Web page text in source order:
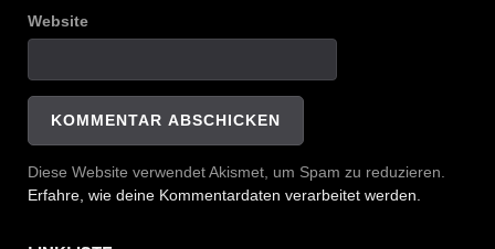
Website
Diese Website verwendet Akismet, um Spam zu reduzieren.
Erfahre, wie deine Kommentardaten verarbeitet werden.